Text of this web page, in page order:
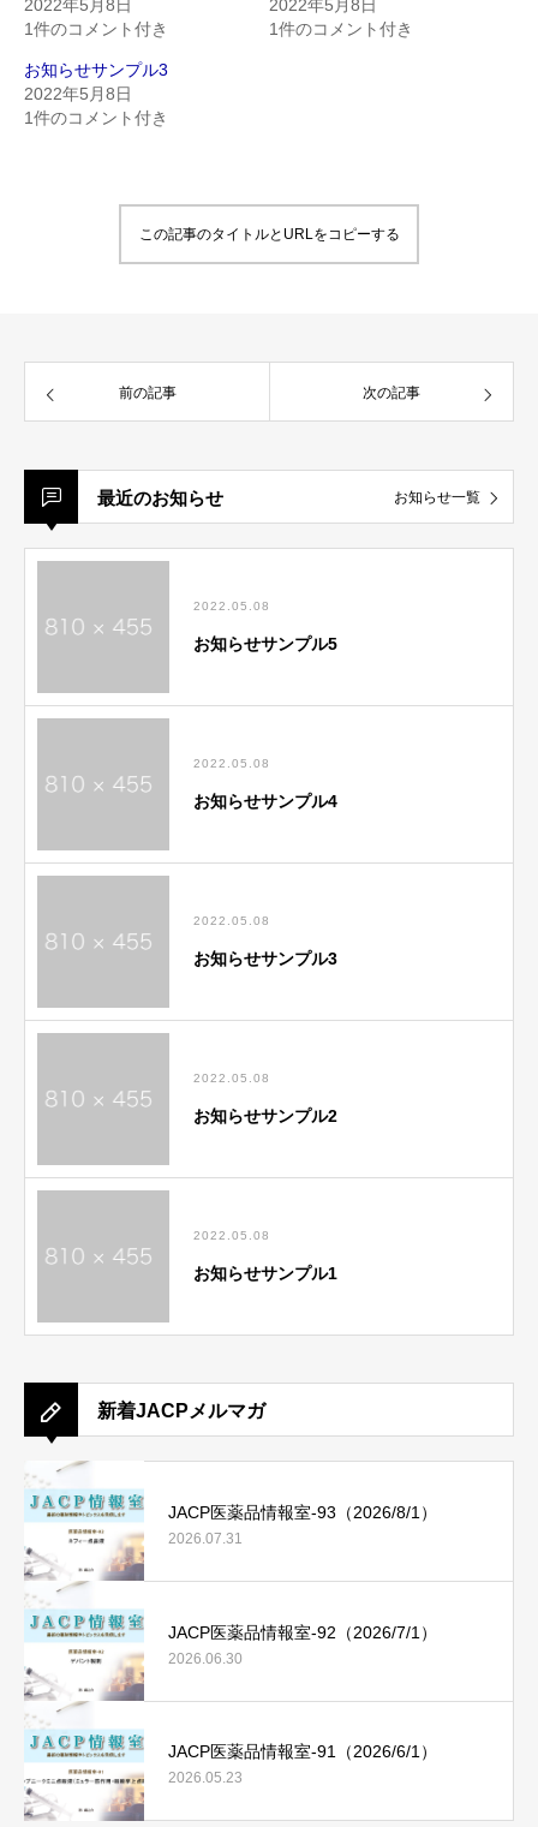
2022年5月8日
1件のコメント付き
2022年5月8日
1件のコメント付き
お知らせサンプル3
2022年5月8日
1件のコメント付き
この記事のタイトルとURLをコピーする
前の記事 次の記事
最近のお知らせ お知らせ一覧
2022.05.08
お知らせサンプル5
2022.05.08
お知らせサンプル4
2022.05.08
お知らせサンプル3
2022.05.08
お知らせサンプル2
2022.05.08
お知らせサンプル1
新着JACPメルマガ
JACP医薬品情報室-93（2026/8/1）
2026.07.31
JACP医薬品情報室-92（2026/7/1）
2026.06.30
JACP医薬品情報室-91（2026/6/1）
2026.05.23